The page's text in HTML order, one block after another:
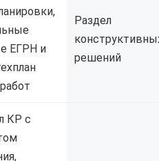
ЕГРН и
Раздел
решений
КР с